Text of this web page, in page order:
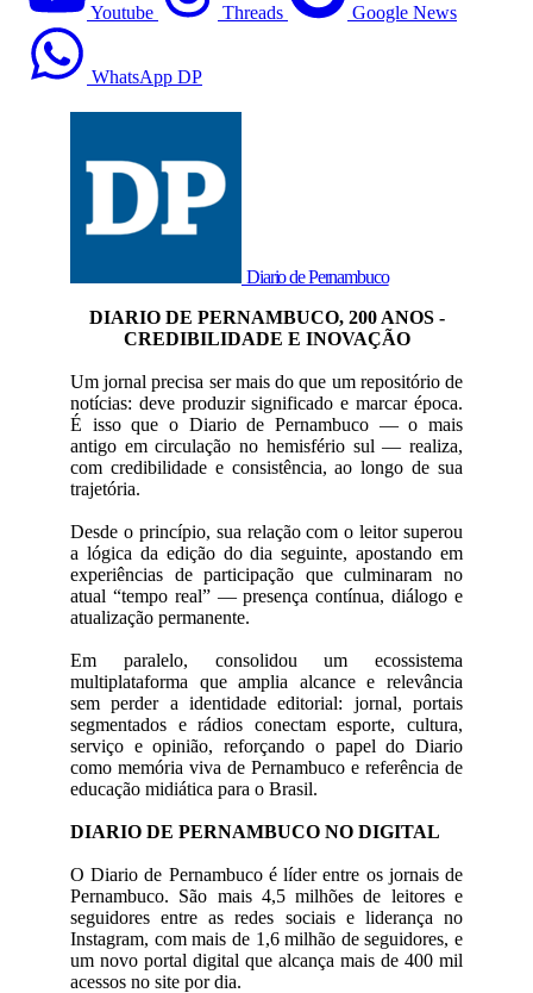
Youtube Threads Google News
WhatsApp DP
Diario de Pernambuco
DIARIO DE PERNAMBUCO, 200 ANOS -
CREDIBILIDADE E INOVAÇÃO
Um jornal precisa ser mais do que um repositório de
notícias: deve produzir significado e marcar época.
É isso que o Diario de Pernambuco — o mais
antigo em circulação no hemisfério sul — realiza,
com credibilidade e consistência, ao longo de sua
trajetória.
Desde o princípio, sua relação com o leitor superou
a lógica da edição do dia seguinte, apostando em
experiências de participação que culminaram no
atual “tempo real” — presença contínua, diálogo e
atualização permanente.
Em paralelo, consolidou um ecossistema
multiplataforma que amplia alcance e relevância
sem perder a identidade editorial: jornal, portais
segmentados e rádios conectam esporte, cultura,
serviço e opinião, reforçando o papel do Diario
como memória viva de Pernambuco e referência de
educação midiática para o Brasil.
DIARIO DE PERNAMBUCO NO DIGITAL
O Diario de Pernambuco é líder entre os jornais de
Pernambuco. São mais 4,5 milhões de leitores e
seguidores entre as redes sociais e liderança no
Instagram, com mais de 1,6 milhão de seguidores, e
um novo portal digital que alcança mais de 400 mil
acessos no site por dia.